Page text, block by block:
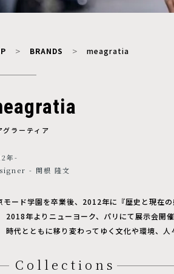
BRANDS meagratia
グラーティア
年-
- 関根 隆文
モード学園を卒業後、2012年に『歴史と現在
2018年よりニューヨーク、パリにて展示会
時代とともに移り変わってゆく文化や環境、
Collections